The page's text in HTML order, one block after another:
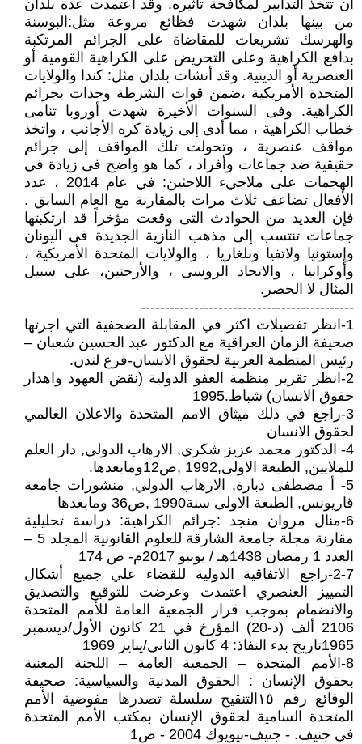
أن تتخذ التدابير لمكافحة تأثيره. وقد اعتمدت عدة بلدان
من بينها بلدان شهدت فظائع مروعة مثل:البوسنة
والهرسك تشريعات للمقاضاة على الجرائم المرتكبة
بدافع الكراهية وعلى التحريض على الكراهية القومية أو
العنصرية أو الدينية. وقد أنشات بلدان مثل: كندا والولايات
المتحدة الأمريكية ،ضمن قوات الشرطة وحدات بجرائم
الكراهية. وفى السنوات الأخيرة شهدت أوروبا تنامى
خطاب الكراهية ، مما أدى إلى زيادة كره الأجانب ، واتخذ
مواقف عنصرية ، وتحولت تلك المواقف إلى جرائم
حقيقية ضد جماعات وأفراد ، كما هو واضح فى زيادة في
الهجمات على ملاجيء اللاجئين: في عام 2014 ، عدد
الأفعال تضاعف ثلاث مرات بالمقارنة مع العام السابق .
فإن العديد من الحوادث التى وقعت مؤخراً قد ارتكبتها
جماعات تنتسب إلى مذهب النازية الجديدة فى اليونان
وإستونيا ولاتفيا وبلغاريا ، والولايات المتحدة الأمريكية ،
وأوكرانيا ، والاتحاد الروسى ، والأرجتين، على سبيل
المثال لا الحصر.
--------------------------------------------
1-انظر تفصيلات اكثر في المقابلة الصحفية التي اجرتها
صحيفة الزمان العراقية مع الدكتور عبد الحسين شعبان –
رئيس المنظمة العربية لحقوق الانسان-فرع لندن.
2-انظر تقرير منظمة العفو الدولية (نقض العهود واهدار
حقوق الانسان) شباط.1995
3-راجع في ذلك ميثاق الامم المتحدة والاعلان العالمي
لحقوق الانسان
4- الدكتور محمد عزيز شكري, الارهاب الدولي, دار العلم
للملايين, الطبعة الاولى,1992 ,ص12ومابعدها.
5- أ مصطفى دبارة, الارهاب الدولي, منشورات جامعة
قاريونس, الطبعة الاولى سنة1990 ,ص36 ومابعدها
6-منال مروان منجد :جرائم الكراهية: دراسة تحليلية
مقارنة مجلة جامعة الشارقة للعلوم القانونية المجلد 5 –
العدد 1 رمضان 1438ھـ / یونیو 2017م- ص 174
2-7-راجع الاتفاقية الدولية للقضاء علي جميع أشكال
التمييز العنصري اعتمدت وعرضت للتوقيع والتصديق
والانضمام بموجب قرار الجمعية العامة للأمم المتحدة
2106 ألف (د-20) المؤرخ في 21 كانون الأول/ديسمبر
1965تاريخ بدء النفاذ: 4 كانون الثاني/يناير 1969
8-الأمم المتحدة – الجمعية العامة – اللجنة المعنية
بحقوق الإنسان : الحقوق المدنية والسياسية: صحيفة
الوقائع رقم ١٥التنقيح سلسلة تصدرها مفوضية الأمم
المتحدة السامية لحقوق الإنسان بمكتب الأمم المتحدة
في جنيف. - جنيف-نيويوك 2004 - ص1